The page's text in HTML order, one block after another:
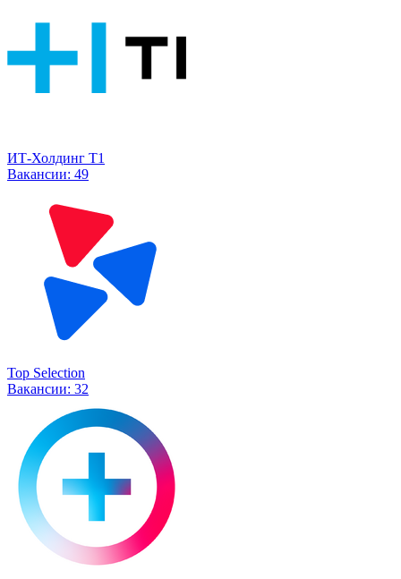
ИТ-Холдинг Т1
Вакансии: 49
Top Selection
Вакансии: 32